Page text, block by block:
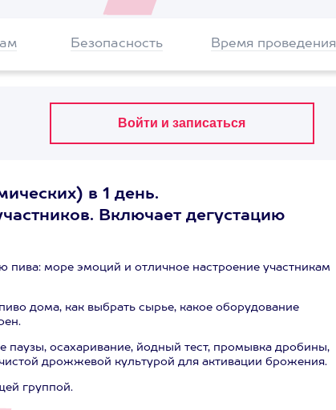
Безопасность Время проведения
в 1 день.
Включает дегустацию
пива: море эмоций и отличное настроение участникам
дома, как выбрать сырье, какое оборудование
паузы, осахаривание, йодный тест, промывка дробины,
дрожжевой культурой для активации брожения.
группой.